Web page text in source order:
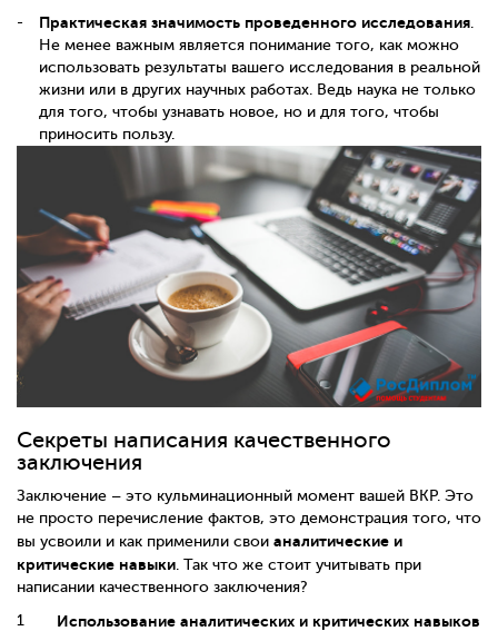
Практическая значимость проведенного исследования.
Не менее важным является понимание того, как можно
использовать результаты вашего исследования в реальной
жизни или в других научных работах. Ведь наука не только
для того, чтобы узнавать новое, но и для того, чтобы
приносить пользу.
Секреты написания качественного
заключения
Заключение – это кульминационный момент вашей ВКР. Это
не просто перечисление фактов, это демонстрация того, что
вы усвоили и как применили свои аналитические и
критические навыки . Так что же стоит учитывать при
написании качественного заключения?
Использование аналитических и критических навыков